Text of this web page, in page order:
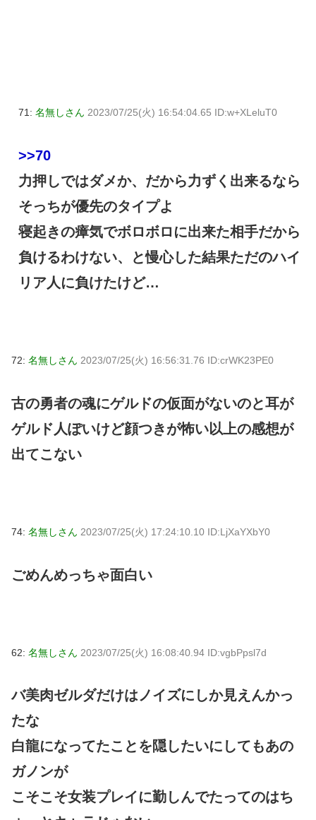
71: 名無しさん 2023/07/25(火) 16:54:04.65 ID:w+XLeluT0
>>70
力押しではダメか、だから力ずく出来るなら
そっちが優先のタイプよ
寝起きの瘴気でボロボロに出来た相手だから
負けるわけない、と慢心した結果ただのハイ
リア人に負けたけど…
72: 名無しさん 2023/07/25(火) 16:56:31.76 ID:crWK23PE0
古の勇者の魂にゲルドの仮面がないのと耳が
ゲルド人ぽいけど顔つきが怖い以上の感想が
出てこない
74: 名無しさん 2023/07/25(火) 17:24:10.10 ID:LjXaYXbY0
ごめんめっちゃ面白い
62: 名無しさん 2023/07/25(火) 16:08:40.94 ID:vgbPpsl7d
バ美肉ゼルダだけはノイズにしか見えんかっ
たな
白龍になってたことを隠したいにしてもあの
ガノンが
こそこそ女装プレイに勤しんでたってのはち